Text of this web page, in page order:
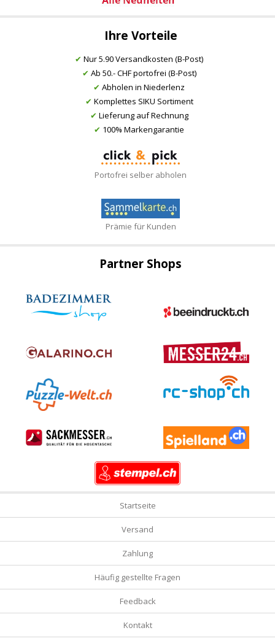
Ihre Vorteile
✔ Nur 5.90 Versandkosten (B-Post)
✔ Ab 50.- CHF portofrei (B-Post)
✔ Abholen in Niederlenz
✔ Komplettes SIKU Sortiment
✔ Lieferung auf Rechnung
✔ 100% Markengarantie
Portofrei selber abholen
Prämie für Kunden
Partner Shops
Startseite
Versand
Zahlung
Häufig gestellte Fragen
Feedback
Kontakt